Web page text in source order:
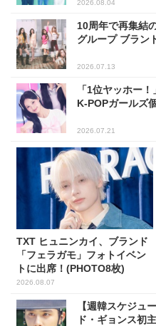
2026.08.04
10周年で再集結
グループ ブラン
2026.07.13
「1位ヤッホー
K-POPガールズ
2026.07.21
TXT ヒュニンカイ、ブランド
「フェラガモ」フォトイベン
トに出席！(PHOTO8枚)
2026.08.07
【週韓スケジュ
ド・ギョンス初